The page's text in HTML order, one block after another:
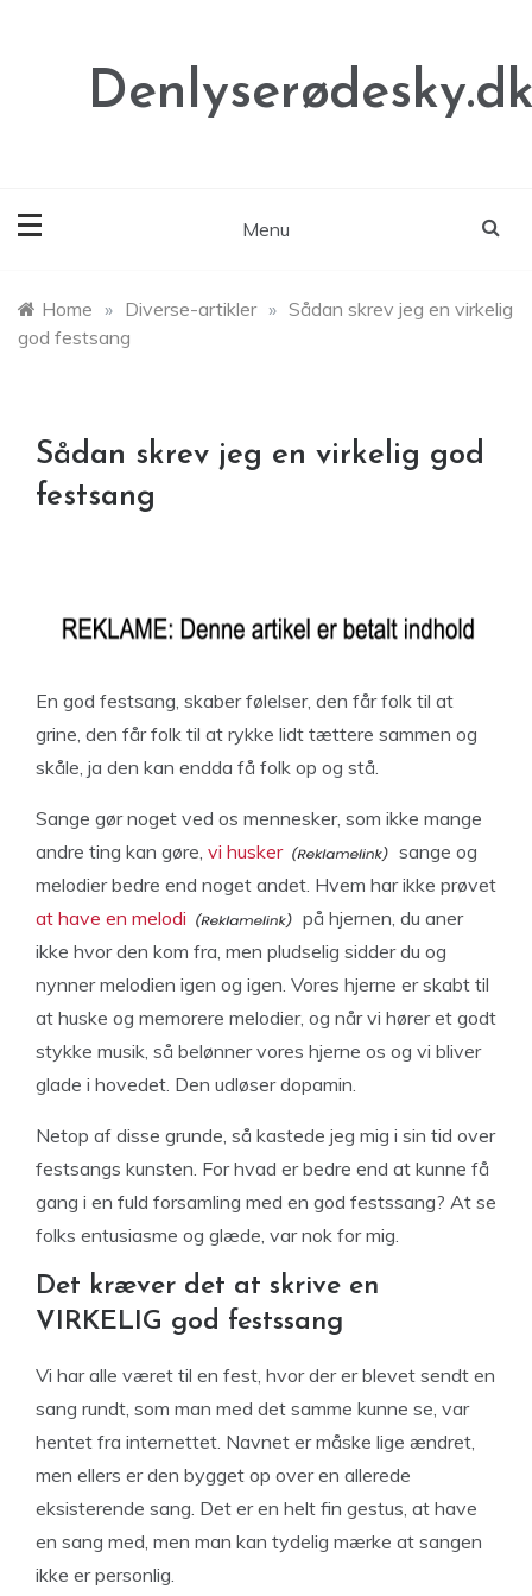
Menu
Home » Diverse-artikler » Sådan skrev jeg en virkelig
god festsang
Sådan skrev jeg en virkelig god
festsang
En god festsang, skaber følelser, den får folk til at
grine, den får folk til at rykke lidt tættere sammen og
skåle, ja den kan endda få folk op og stå.
Sange gør noget ved os mennesker, som ikke mange
andre ting kan gøre, vi husker
sange og
melodier bedre end noget andet. Hvem har ikke prøvet
at have en melodi
på hjernen, du aner
ikke hvor den kom fra, men pludselig sidder du og
nynner melodien igen og igen. Vores hjerne er skabt til
at huske og memorere melodier, og når vi hører et godt
stykke musik, så belønner vores hjerne os og vi bliver
glade i hovedet. Den udløser dopamin.
Netop af disse grunde, så kastede jeg mig i sin tid over
festsangs kunsten. For hvad er bedre end at kunne få
gang i en fuld forsamling med en god festssang? At se
folks entusiasme og glæde, var nok for mig.
Det kræver det at skrive en
VIRKELIG god festssang
Vi har alle været til en fest, hvor der er blevet sendt en
sang rundt, som man med det samme kunne se, var
hentet fra internettet. Navnet er måske lige ændret,
men ellers er den bygget op over en allerede
eksisterende sang. Det er en helt fin gestus, at have
en sang med, men man kan tydelig mærke at sangen
ikke er personlig.